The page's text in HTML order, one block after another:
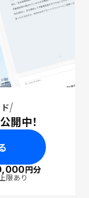
開中！
円分
限あり